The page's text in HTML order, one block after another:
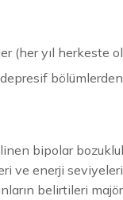
(her yıl herkeste
depresif
bipolar
ve enerji
belirtileri